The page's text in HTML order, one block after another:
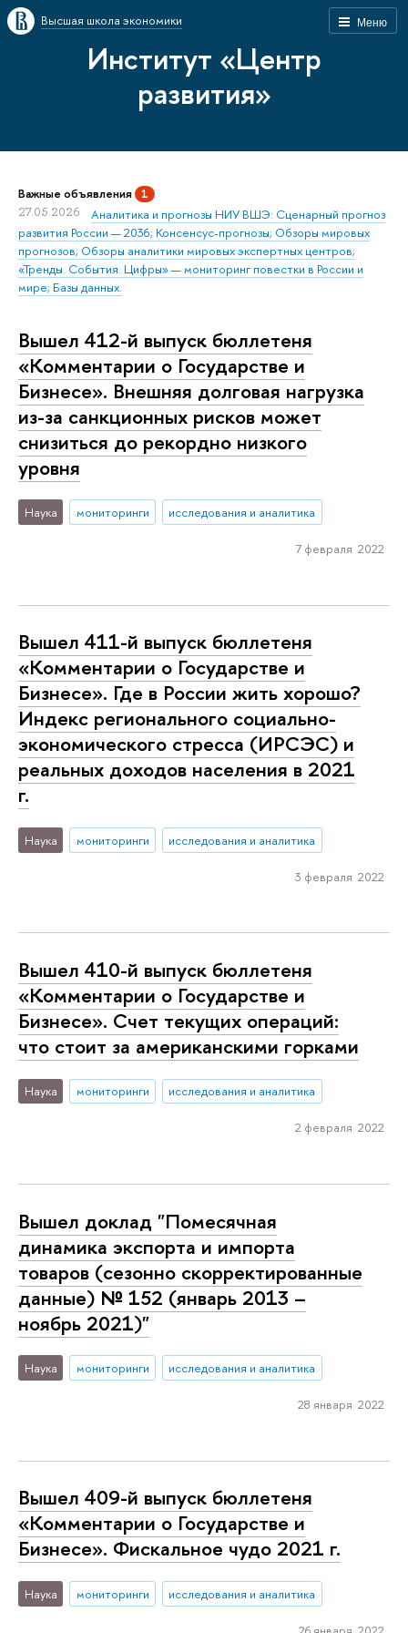
Меню
Высшая школа экономики
Институт «Центр
развития»
Важные объявления 1
27.05.2026
Аналитика и прогнозы НИУ ВШЭ: Сценарный прогноз
развития России — 2036; Консенсус-прогнозы; Обзоры мировых
прогнозов; Обзоры аналитики мировых экспертных центров;
«Тренды. События. Цифры» — мониторинг повестки в России и
мире; Базы данных.
Вышел 412-й выпуск бюллетеня
«Комментарии о Государстве и
Бизнесе». Внешняя долговая нагрузка
из-за санкционных рисков может
снизиться до рекордно низкого
уровня
Наука мониторинги исследования и аналитика
7 февраля 2022
Вышел 411-й выпуск бюллетеня
«Комментарии о Государстве и
Бизнесе». Где в России жить хорошо?
Индекс регионального социально-
экономического стресса (ИРСЭС) и
реальных доходов населения в 2021
г.
Наука мониторинги исследования и аналитика
3 февраля 2022
Вышел 410-й выпуск бюллетеня
«Комментарии о Государстве и
Бизнесе». Счет текущих операций:
что стоит за американскими горками
Наука мониторинги исследования и аналитика
2 февраля 2022
Вышел доклад "Помесячная
динамика экспорта и импорта
товаров (сезонно скорректированные
данные) № 152 (январь 2013 –
ноябрь 2021)"
Наука мониторинги исследования и аналитика
28 января 2022
Вышел 409-й выпуск бюллетеня
«Комментарии о Государстве и
Бизнесе». Фискальное чудо 2021 г.
Наука мониторинги исследования и аналитика